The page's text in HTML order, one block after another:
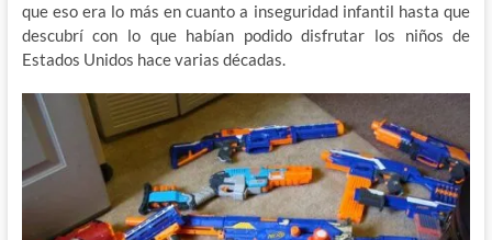
que eso era lo más en cuanto a inseguridad infantil hasta que
descubrí con lo que habían podido disfrutar los niños de
Estados Unidos hace varias décadas.